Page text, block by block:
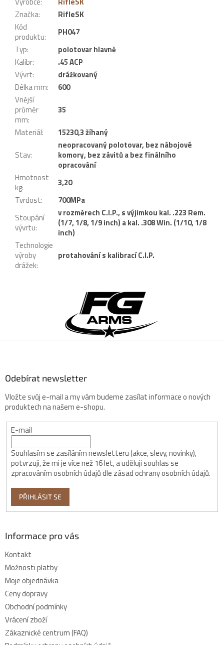
Značka:
RifleSK
Kód
produktu:
PH047
Typ:
polotovar hlavně
Kalibr:
.45 ACP
Vývrt:
drážkovaný
Délka mm:
600
Vnější
průměr
mm:
35
Materiál:
15230,3 žíhaný
Stav:
neopracovaný polotovar, bez nábojové
komory, bez závitů a bez finálního
opracování
Hmotnost
kg:
3,20
Tvrdost:
700MPa
Stoupání
vývrtu:
v rozměrech C.I.P., s výjimkou kal. .223 Rem.
(1/7, 1/8, 1/9 inch) a kal. .308 Win. (1/10, 1/8
inch)
Technologie
výroby
drážek:
protahování s kalibrací C.I.P.
t
Odebírat newsletter
Vložte svůj e-mail a my vám budeme zasílat informace o nových
produktech na našem e-shopu.
E-mail
Souhlasím se zasíláním newsletteru (akce, slevy, novinky),
potvrzuji, že mi je více než 16 let, a uděluji souhlas se
zpracováním osobních údajů dle zásad ochrany osobních údajů.
PŘIHLÁSIT SE
Informace pro vás
Kontakt
Možnosti platby
Moje objednávka
Ceny dopravy
Obchodní podmínky
Vrácení zboží
Zákaznické centrum (FAQ)